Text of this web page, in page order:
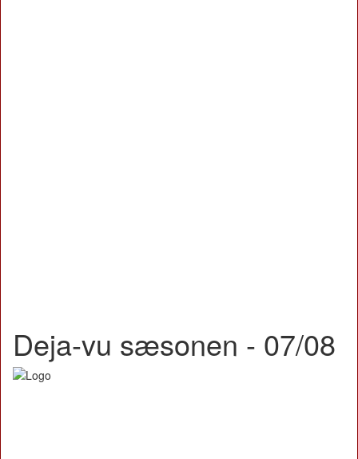
Deja-vu sæsonen - 07/08